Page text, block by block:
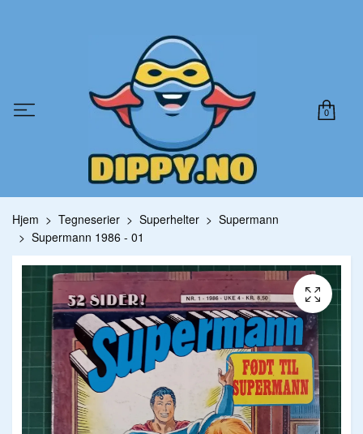
0
Hjem Tegneserier Superhelter
Supermann
Supermann 1986 - 01